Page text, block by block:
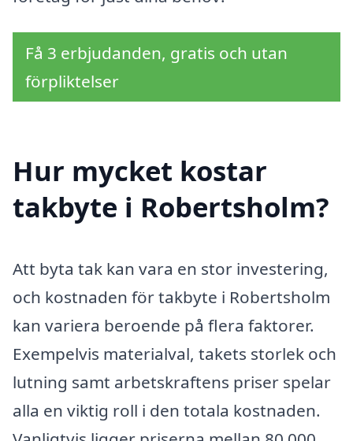
Få 3 erbjudanden, gratis och utan
förpliktelser
Hur mycket kostar
takbyte i Robertsholm?
Att byta tak kan vara en stor investering,
och kostnaden för takbyte i Robertsholm
kan variera beroende på flera faktorer.
Exempelvis materialval, takets storlek och
lutning samt arbetskraftens priser spelar
alla en viktig roll i den totala kostnaden.